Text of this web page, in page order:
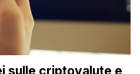
sulle criptovalute e